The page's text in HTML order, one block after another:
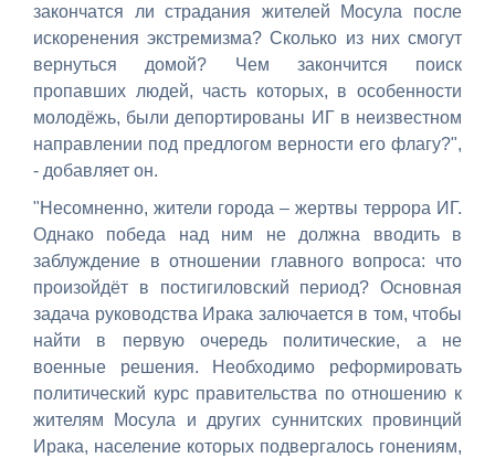
закончатся ли страдания жителей Мосула после
искоренения экстремизма? Сколько из них смогут
вернуться домой? Чем закончится поиск
пропавших людей, часть которых, в особенности
молодёжь, были депортированы ИГ в неизвестном
направлении под предлогом верности его флагу?",
- добавляет он.
"Несомненно, жители города – жертвы террора ИГ.
Однако победа над ним не должна вводить в
заблуждение в отношении главного вопроса: что
произойдёт в постигиловский период? Основная
задача руководства Ирака залючается в том, чтобы
найти в первую очередь политические, а не
военные решения. Необходимо реформировать
политический курс правительства по отношению к
жителям Мосула и других суннитских провинций
Ирака, население которых подвергалось гонениям,